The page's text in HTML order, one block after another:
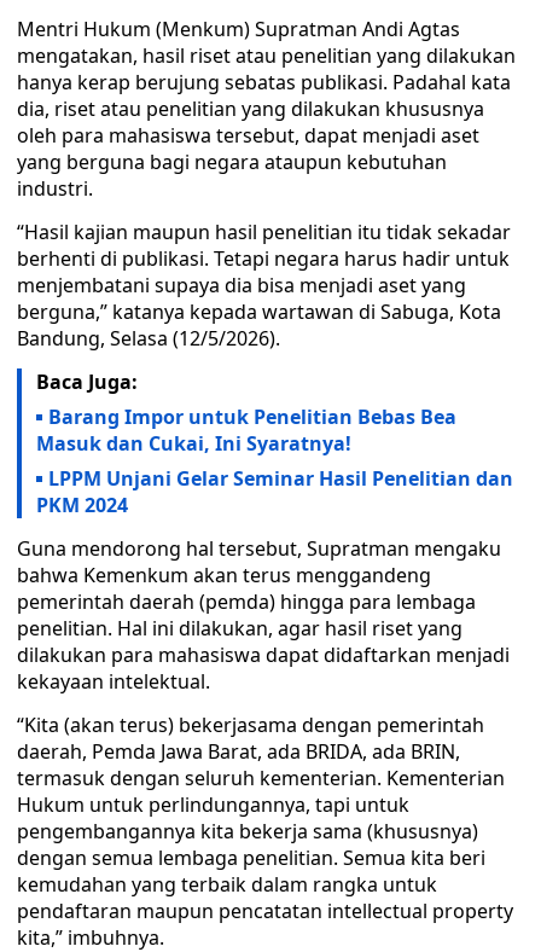
Mentri Hukum (Menkum) Supratman Andi Agtas
mengatakan, hasil riset atau penelitian yang dilakukan
hanya kerap berujung sebatas publikasi. Padahal kata
dia, riset atau penelitian yang dilakukan khususnya
oleh para mahasiswa tersebut, dapat menjadi aset
yang berguna bagi negara ataupun kebutuhan
industri.
“Hasil kajian maupun hasil penelitian itu tidak sekadar
berhenti di publikasi. Tetapi negara harus hadir untuk
menjembatani supaya dia bisa menjadi aset yang
berguna,” katanya kepada wartawan di Sabuga, Kota
Bandung, Selasa (12/5/2026).
Baca Juga:
Barang Impor untuk Penelitian Bebas Bea
Masuk dan Cukai, Ini Syaratnya!
LPPM Unjani Gelar Seminar Hasil Penelitian dan
PKM 2024
Guna mendorong hal tersebut, Supratman mengaku
bahwa Kemenkum akan terus menggandeng
pemerintah daerah (pemda) hingga para lembaga
penelitian. Hal ini dilakukan, agar hasil riset yang
dilakukan para mahasiswa dapat didaftarkan menjadi
kekayaan intelektual.
“Kita (akan terus) bekerjasama dengan pemerintah
daerah, Pemda Jawa Barat, ada BRIDA, ada BRIN,
termasuk dengan seluruh kementerian. Kementerian
Hukum untuk perlindungannya, tapi untuk
pengembangannya kita bekerja sama (khususnya)
dengan semua lembaga penelitian. Semua kita beri
kemudahan yang terbaik dalam rangka untuk
pendaftaran maupun pencatatan intellectual property
kita,” imbuhnya.